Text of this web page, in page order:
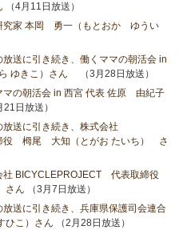
（4月11日放送）
究家 本岡 勇一（もとおか ゆうい
送に引き続き、働くママの朝活会 in
ゆきこ）さん
（3月28日放送）
マの朝活会 in 西宮 代表 佐原 由紀子
21日放送）
送に引き続き、株式会社
役 栂尾 大知（とがお たいち） さ
社 BICYCLEPROJECT 代表取締役
さん （3月7日放送）
送に引き続き、兵庫県保護司会連合
こ）さん （2月28日放送）